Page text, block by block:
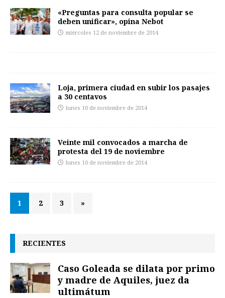
«Preguntas para consulta popular se
deben unificar», opina Nebot
miércoles 12 de noviembre de 2014
Loja, primera ciudad en subir los pasajes
a 30 centavos
lunes 10 de noviembre de 2014
Veinte mil convocados a marcha de
protesta del 19 de noviembre
lunes 10 de noviembre de 2014
1 2 3 »
RECIENTES
Caso Goleada se dilata por primo
y madre de Aquiles, juez da
ultimátum